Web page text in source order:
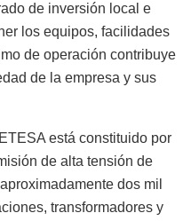
de inversión local e
los equipos, facilidades
de operación contribuye
de la empresa y sus
está constituido por
de alta tensión de
dos mil
transformadores y